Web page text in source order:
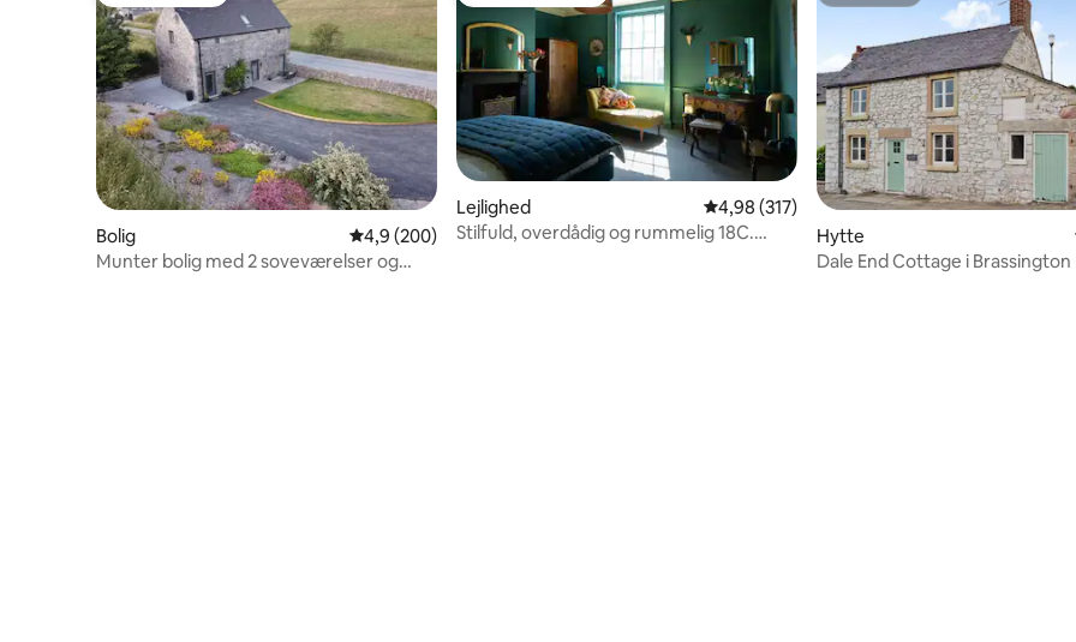
Bolig 4,9 ud af 5 i gennemsnitlig bedømmelse, 200 omtaler
4,9 (200)
Munter bolig med 2 soveværelser og
Lejlighed 4,98 ud af 5 i gennemsnitlig bedømmelse,
4,98 (317)
Stilfuld, overdådig og rummelig 18C.
Hytte
Dale End Cottage i Brassington